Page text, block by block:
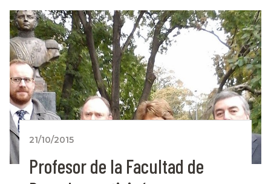
21/10/2015
Profesor de la Facultad de